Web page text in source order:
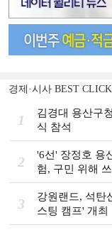
경제·시사 BEST CLICK
1
김경대 용산구
식 참석
2
'6선' 장정호 용
험, 구민 위해
3
강원랜드, 석탄
스팅 캠프' 개최